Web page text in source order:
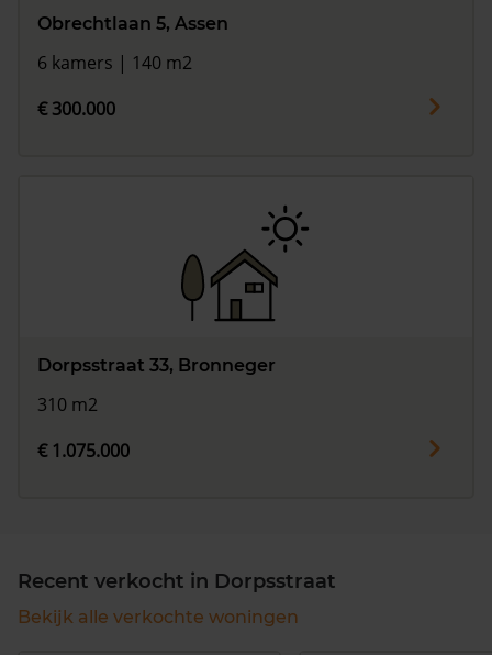
Obrechtlaan 5, Assen
6 kamers | 140 m2
€ 300.000
Dorpsstraat 33, Bronneger
310 m2
€ 1.075.000
Recent verkocht in Dorpsstraat
Bekijk alle verkochte woningen